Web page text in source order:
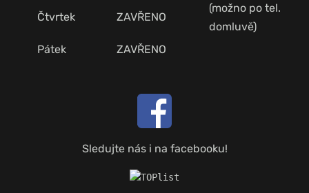
Čtvrtek ZAVŘENO
(možno po tel.
domluvě)
Pátek
ZAVŘENO
Sledujte nás i na facebooku!